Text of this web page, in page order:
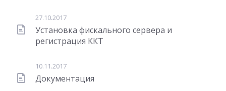
27.10.2017
Установка фискального сервера и
регистрация ККТ
10.11.2017
Документация